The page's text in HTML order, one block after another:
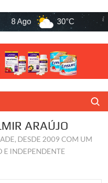
Ago 30°C 9
ARAÚJO
DESDE 2009 COM UM
E INDEPENDENTE